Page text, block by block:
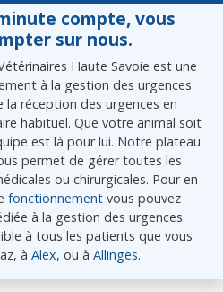
compte, vous
sur nous.
Haute Savoie est une
à la gestion des urgences
la réception des urgences en
habituel. Que votre animal soit
est là pour lui. Notre plateau
permet de gérer toutes les
ou chirurgicales. Pour en
fonctionnementvous pouvez
à la gestion des urgences.
à tous les patients que vous
à Alex, ou à Allinges.